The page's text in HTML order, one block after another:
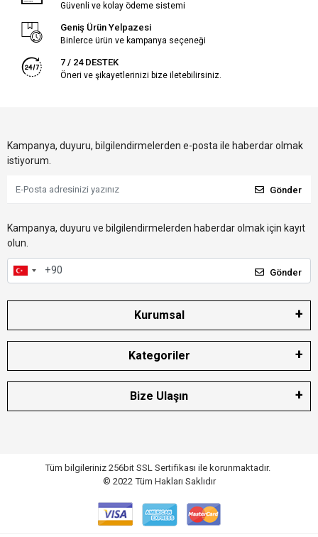
Güvenli ve kolay ödeme sistemi
Geniş Ürün Yelpazesi
Binlerce ürün ve kampanya seçeneği
7 / 24 DESTEK
Öneri ve şikayetlerinizi bize iletebilirsiniz.
Kampanya, duyuru, bilgilendirmelerden e-posta ile haberdar olmak
istiyorum.
Gönder
Kampanya, duyuru ve bilgilendirmelerden haberdar olmak için kayıt
olun.
Gönder
Kurumsal
Kategoriler
Bize Ulaşın
Tüm bilgileriniz 256bit SSL Sertifikası ile korunmaktadır.
© 2022 Tüm Hakları Saklıdır